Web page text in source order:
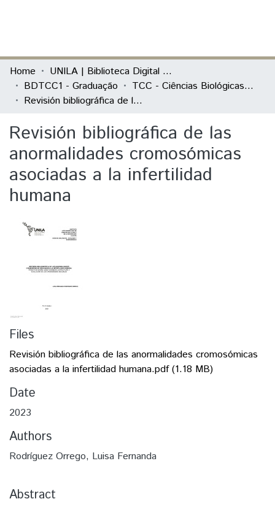
Communities & Collections
All of DSpace
Home
UNILA | Biblioteca Digital de Trabalhos de Conclusão de Curso
BDTCC1 - Graduação
TCC - Ciências Biológicas - Ecologia e Biodiversidade
Revisión bibliográfica de las anormalidades cromosómicas asociadas a la infertilidad humana
Revisión bibliográfica de las
anormalidades cromosómicas
asociadas a la infertilidad
humana
Files
Revisión bibliográfica de las anormalidades cromosómicas
asociadas a la infertilidad humana.pdf(1.18 MB)
Date
2023
Authors
Rodríguez Orrego, Luisa Fernanda
Abstract